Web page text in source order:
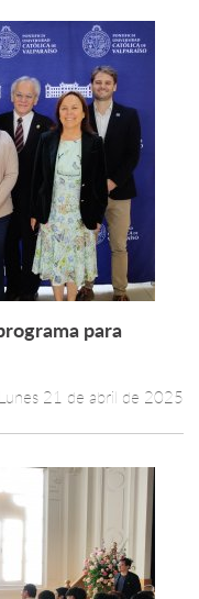
Leer más +
para
Lunes 21 de abril de 2025